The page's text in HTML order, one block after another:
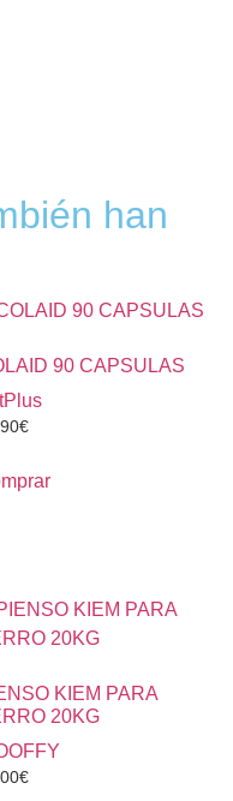
han
90 CAPSULAS
€
KIEM PARA
20KG
€